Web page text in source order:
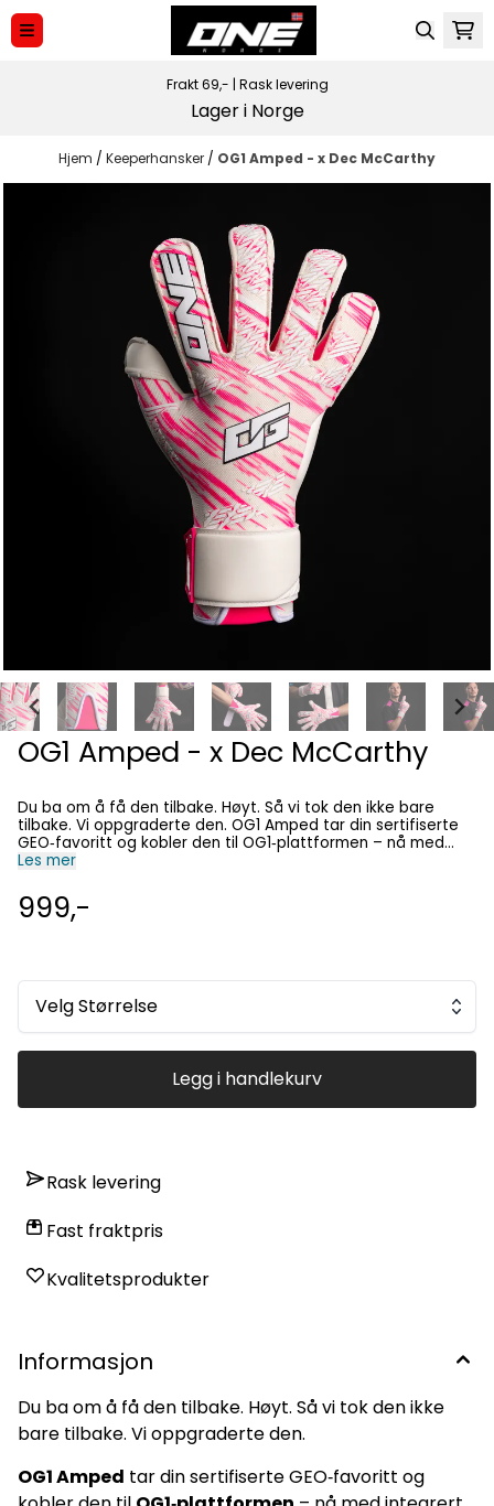
Hopp til innhold
Frakt 69,- | Rask levering
Lager i Norge
Hjem / Keeperhansker / OG1 Amped - x Dec McCarthy
OG1 Amped - x Dec McCarthy
Du ba om å få den tilbake. Høyt. Så vi tok den ikke bare
tilbake. Vi oppgraderte den. OG1 Amped tar din sertifiserte
GEO‑favoritt og kobler den til OG1‑plattformen – nå med
integrert Speed Sleeve® + stropp for en låst passform. Hvit.
av en grunn. Samme kaos. Mer kontroll. Mye mer bitt. ✨
FUNKSJONER 4 mm Pro Grade Contact Latex Lettvekts
innpakket tommel OG x Dec McCarthy‑samarbeid Hvit/Hot
Pink “Amped” fargekombinasjon Forlenget
V‑palm‑konstruksjon Echo Form™ 2.0 internt grep-system
X‑Wrap låser hansken til hånden uten begrensning 🧤 YTELSE
Tørrgrep: ELITE Vått grep: FANTASTISK Holdbarhet: GOD
Les mer
999,-
Velg Størrelse
Legg i handlekurv
Rask levering
Fast fraktpris
Kvalitetsprodukter
Informasjon
Du ba om å få den tilbake. Høyt. Så vi tok den ikke
bare tilbake. Vi oppgraderte den.
OG1 Amped tar din sertifiserte GEO‑favoritt og